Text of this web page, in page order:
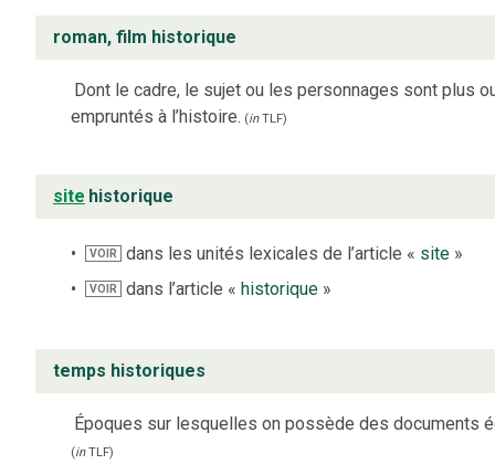
roman, film historique
Dont le cadre, le sujet ou les personnages sont plus
empruntés à l’histoire. (inTLF)
site historique
VOIR dans les unités lexicales de l’article « site »
VOIR dans l’article «historique »
temps historiques
Époques sur lesquelles on possède des documents
(inTLF)